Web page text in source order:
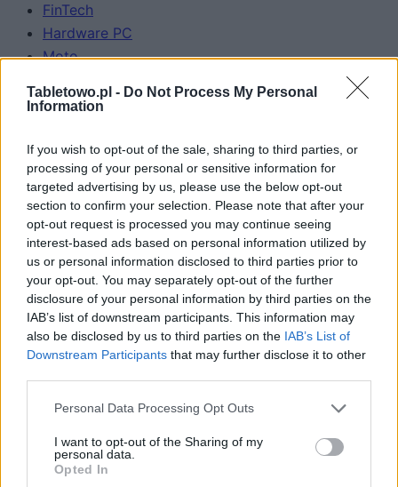
Tabletowo.pl - Do Not Process My Personal
Information
If you wish to opt-out of the sale, sharing to third parties, or
processing of your personal or sensitive information for
targeted advertising by us, please use the below opt-out
section to confirm your selection. Please note that after your
opt-out request is processed you may continue seeing
interest-based ads based on personal information utilized by
us or personal information disclosed to third parties prior to
your opt-out. You may separately opt-out of the further
disclosure of your personal information by third parties on the
IAB’s list of downstream participants. This information may
also be disclosed by us to third parties on the IAB’s List of
Downstream Participants that may further disclose it to other
Please note that this website/app uses one or more Google
not limited to your visit or usage behaviour. You may click to
grant or deny consent to Google and its third-party tags to
use your data for below specified purposes in below Google
Personal Data Processing Opt Outs
I want to opt-out of the Sharing of my
personal data.
Opted In
FinTech
Hardware PC
Moto
AI
Reklama
Kontakt
Obserwuj nas
by zamknąć
ZOBACZ WSZYSTKIE WYNIKI